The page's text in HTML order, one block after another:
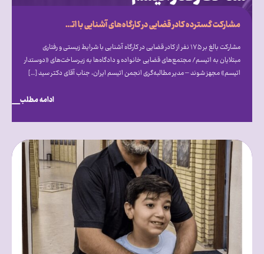
مشارکت گسترده کادر قضایی در کارگاه‌های آشنایی با اتیسم؛ فراخوان انجمن اتیسم برای ایجاد مجتمع‌های قضایی «دوستدار اتیسم»
مشارکت بالغ بر ۱۷۵ نفر از کادر قضایی در کارگاه آشنایی با شرایط زیستی و رفتاری
مبتلایان به اتیسم/ مجتمع‌های قضایی خانواده و دادگاه‌ها به زیرساخت‌های «دوستدار
اتیسم» مجهز شوند – مدیر مطالبه‌گری انجمن اتیسم ایران، جناب آقای دکتر سید […]
ادامه مطلب